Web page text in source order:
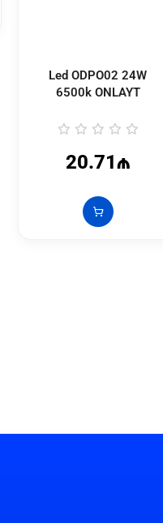
Led ODPO02 24W
6500k ONLAYT
20.71₼